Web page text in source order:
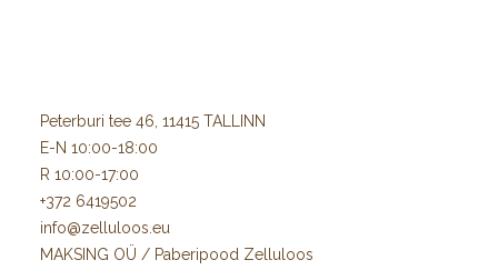
Peterburi tee 46, 11415 TALLINN
E-N 10:00-18:00
R 10:00-17:00
+372 6419502
info@zelluloos.eu
MAKSING OÜ / Paberipood Zelluloos